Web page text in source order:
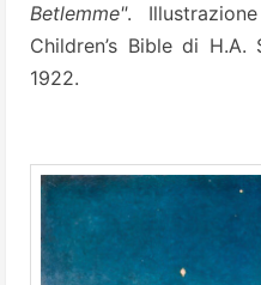
Betlemme".
Children’s Bible di H.A.
1922.